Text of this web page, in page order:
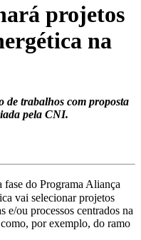
projetos
na
de trabalhos com proposta
pela CNI.
fase do Programa Aliança
vai selecionar projetos
e/ou processos centrados na
por exemplo, do ramo